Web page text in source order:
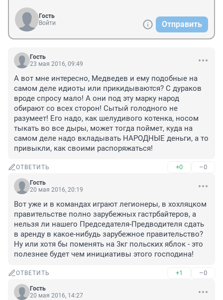
Гость
Войти
Отправить
Гость
23 мая 2016, 09:49
А вот мне интересно, Медведев и ему подобные на
самом деле идиоты или прикидываются? С дураков
вроде спросу мало! А они под эту марку народ
обирают со всех сторон! Сытый голодного не
разумеет! Его надо, как шелудивого котенка, носом
тыкать во все дыры, может тогда поймет, куда на
самом деле надо вкладывать НАРОДНЫЕ деньги, а то
привыкли, как своими распоряжаться!
ОТВЕТИТЬ +0 –0
Гость
20 мая 2016, 20:19
Вот уже и в командах играют легионеры, в хохляцком
правительстве полно зарубежных гастрбайтеров, а
нельзя ли нашего Председателя-Предводителя сдать
в аренду в какое-нибудь зарубежное правительство?
Ну или хотя бы поменять на 3кг польских яблок - это
полезнее будет чем инициативы этого господина!
ОТВЕТИТЬ +1 –0
Гость
20 мая 2016, 14:27